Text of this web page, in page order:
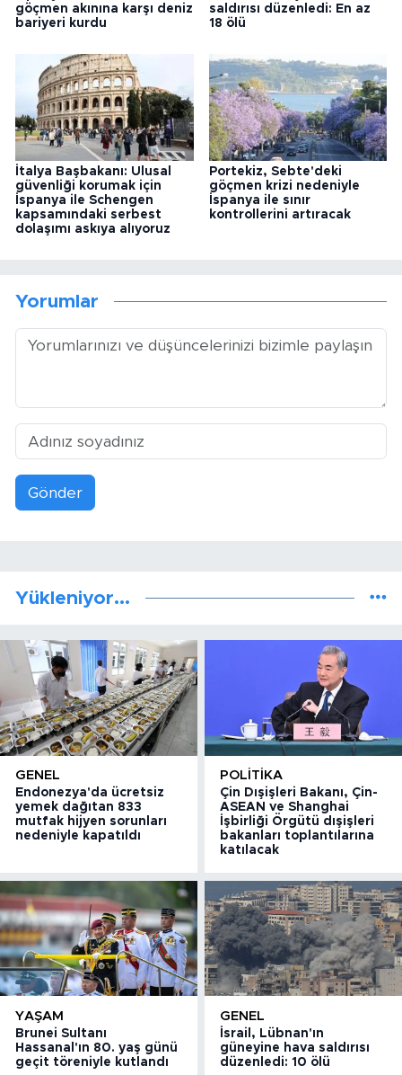
göçmen akınına karşı deniz
bariyeri kurdu
saldırısı düzenledi: En az
18 ölü
İtalya Başbakanı: Ulusal
güvenliği korumak için
İspanya ile Schengen
kapsamındaki serbest
dolaşımı askıya alıyoruz
Portekiz, Sebte'deki
göçmen krizi nedeniyle
İspanya ile sınır
kontrollerini artıracak
Yorumlar
Gönder
Yükleniyor...
GENEL
Endonezya'da ücretsiz
yemek dağıtan 833
mutfak hijyen sorunları
nedeniyle kapatıldı
POLITIKA
Çin Dışişleri Bakanı, Çin-
ASEAN ve Shanghai
İşbirliği Örgütü dışişleri
bakanları toplantılarına
katılacak
YAŞAM
Brunei Sultanı
Hassanal'ın 80. yaş günü
geçit töreniyle kutlandı
GENEL
İsrail, Lübnan'ın
güneyine hava saldırısı
düzenledi: 10 ölü